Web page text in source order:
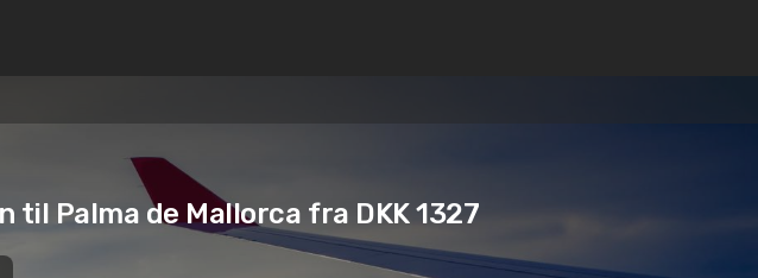
Palma de Mallorca fra DKK 1327